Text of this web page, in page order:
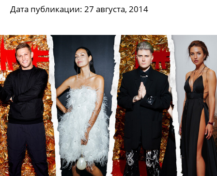
Дата публикации: 27 августа, 2014